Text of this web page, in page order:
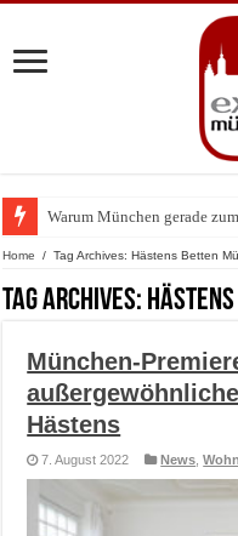
Warum München gerade
BMW Art Cars in München:
Home / Tag Archives: Hästens Betten
Tag Archives:
München-
Hästens
7. August 2022 News ,